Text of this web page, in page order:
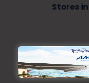
Stores